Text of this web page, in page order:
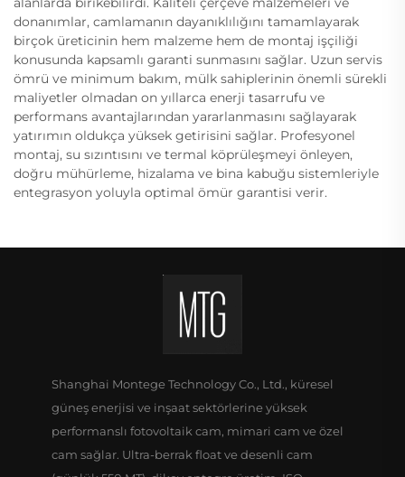
donanımlar, camlamanın dayanıklılığını tamamlayarak
birçok üreticinin hem malzeme hem de montaj işçiliği
konusunda kapsamlı garanti sunmasını sağlar. Uzun servis
ömrü ve minimum bakım, mülk sahiplerinin önemli sürekli
maliyetler olmadan on yıllarca enerji tasarrufu ve
performans avantajlarından yararlanmasını sağlayarak
yatırımın oldukça yüksek getirisini sağlar. Profesyonel
montaj, su sızıntısını ve termal köprüleşmeyi önleyen,
doğru mühürleme, hizalama ve bina kabuğu sistemleriyle
entegrasyon yoluyla optimal ömür garantisi verir.
Shanghai Montege Technology Co., Ltd., küresel
güneş enerjisi ve inşaat sektörlerine yüksek
performanslı fotovoltaik cam, mimari cam ve özel
cam sağlar. Ultra-berrak float ve desenli cam